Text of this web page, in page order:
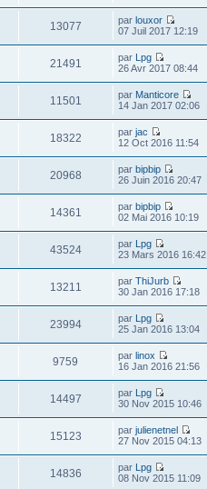
13077 parlouxor
07 Juil 2017 12:19
21491 par Lpg
26 Avr 2017 08:44
11501 par Manticore
14 Jan 2017 02:06
18322 parjac
12 Oct 2016 11:54
20968 parbipbip
26 Juin 2016 20:47
14361 parbipbip
02 Mai 2016 10:19
43524 par Lpg
23 Mars 2016 16:42
13211 parThiJurb
30 Jan 2016 17:18
23994 par Lpg
25 Jan 2016 13:04
9759 parlinox
16 Jan 2016 21:56
14497 par Lpg
30 Nov 2015 10:46
15123 parjulienetnel
27 Nov 2015 04:13
14836 par Lpg
08 Nov 2015 11:09